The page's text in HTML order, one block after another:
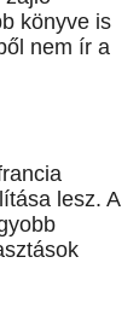
könyve is
nem ír a
lesz. A